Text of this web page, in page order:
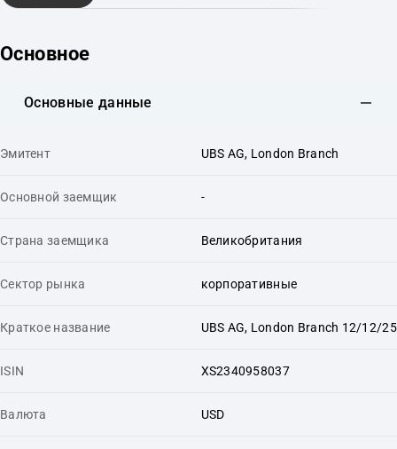
Основное
Основные данные
Эмитент UBS AG, London Branch
Основной заемщик -
Страна заемщика Великобритания
Сектор рынка корпоративные
Краткое название UBS AG, London Branch 12/12/25
ISIN XS2340958037
Валюта USD